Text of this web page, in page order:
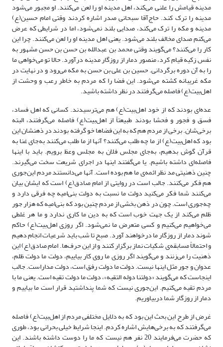
مدینه قیامش را علنی می‌کند، اهل مدینه او را لعن می‌کنند. او مجبور می‌شود
مدینه را ترک کند. حاج‌آقا سبحانی صدر اشاره کردند وقتی امام حسین(ع)
مدینه و مکه را ترک می‌کند، صدایی بلند نمی‌شود، اما در شرایطی که عرض
می‌کنم صدای مخالف بلند می‌شود. یعنی اهل مدینه او را لعن می‌کنند. چرا این
کار را می‌کنند؟ می‌گویند وقتی محمد بن عبدالله بن حسن بن حسن مشهور به
نفس زکیه قیام کرد، منصور دمار از روزگار مدینه درآورد. حالا تو می‌خواهی ما
را به آن دوره برگردانی. حسین بن علی بن حسن به مکه می‌رود و در نهایت در
مکه غریبانه کشته می‌شود. این فضا را که مردم به خاطر رعب و وحشت از
اهل‌بیت(ع) فاصله می‌گرفتند در نظر داشته باشید.
عده‌ای بودند که از خود اهل‌بیت(ع) هم می‌ترسیدند. کسانی که اهل فساد،
فسق و فجور و فحشا بودند طبیعتاً از اهل‌بیت(ع) فاصله می‌گرفتند، البته
برخی‌شان. برخی از مردم هم که به این فضاها خو گرفته بودند در ذهنشان این
بود که اهل‌بیت(ع) از ما چه طلب می‌کنند؟ آنها از ما طلب می‌کنند به‌جای غنا به
قرآن گوش بدهیم، به‌جای مجلس فلان به مجلس وعظ برویم. باید با اینها
فاصله‌ای داشته باشیم. یا می‌گفتند اینها در اجرای شریعت سخت می‌گیرند.
چنین ذهنیتی مد نظر ائمه‌ی ما هم بوده است. آنها می‌دانستند مردم این‌جوری
هم فکر می‌کنند. جالب است در روایتی از امام صادق(ع) است که ایشان بیان
می‌کنند شما فکر می‌کنید دولت ما نسبت به دولت بنی‌امیه چه فرقی دارد و
چه‌جوری است. چون در ذهن بخشی از مردم چنین بود که بنی‌امیه که هزار جور
ظلم می‌کند از یک جهت خوب است که به دین ما کاری ندارد و ما هر غلطی
می‌خواهیم می‌کنیم و کسی متعرض ما نمی‌شود. اگر روزی اهل‌بیت(ع) حاکم
شوند دمار از روزگار ما درخواهند آورد. صبح تا شب باید شرعیات انجام دهیم
و احتمالاً مسابقه‌ی شکیات نماز برگزار کنند و از این حرف‌ها. امام صادق(ع) این
ذهنیت را می‌زنند و می‌گویند اگر روزی ما روی کار بیاییم، دولت ما دولت ظلم،
عدوان و جور مثل اینها نیست. دولت ما دولت رفق است، دولت مداراست. جالب
اینجاست که می‌گویند «دولتنا دوله التقیه»، دولت ما دولت تقیه است. یعنی ما با
مردم تقیه می‌کنیم. این‌جوری نیست که شما پنداشتید قرار است ما بیاییم و
دمار از روزگار شما دربیاوریم.
غرض از طرح این بحث این بود که به دلایل مختلفی مردم از اهل‌بیت(ع) فاصله
می‌گرفتند که به برخی‌هایش اشاره کردم. اینجا شرایط خیلی بحرانی بود، طوری
که حضرت می‌فرمایند 20 نفر هم نیست که ما را دوست داشته باشند. این